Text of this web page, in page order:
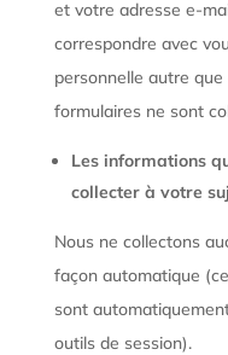
et votre adresse e-
correspondre avec
personnelle autre
formulaires ne sont
Les informations
collecter à votre
Nous ne collectons
façon automatique
sont
outils de session).